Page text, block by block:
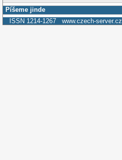
Píšeme jinde
ISSN 1214-1267 www.czech-server.cz